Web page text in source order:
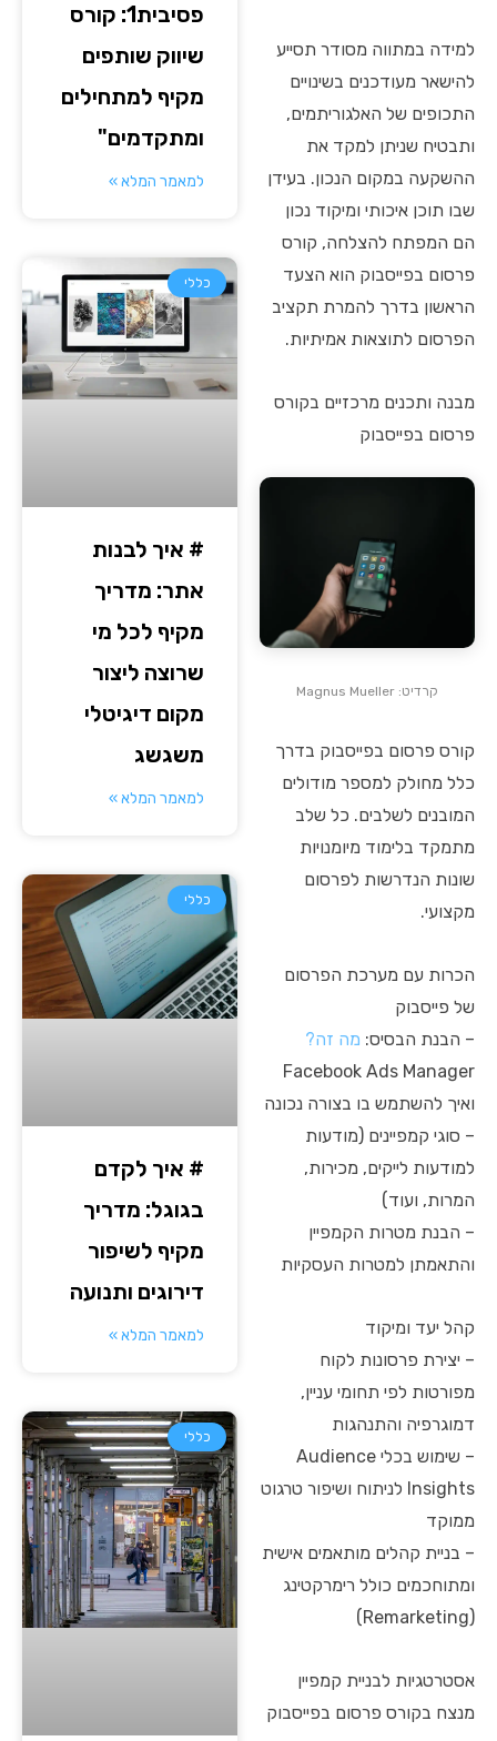
למידה במתווה מסודר תסייע
להישאר מעודכנים בשינויים
התכופים של האלגוריתמים,
ותבטיח שניתן למקד את
ההשקעה במקום הנכון. בעידן
שבו תוכן איכותי ומיקוד נכון
הם המפתח להצלחה, קורס
פרסום בפייסבוק הוא הצעד
הראשון בדרך להמרת תקציב
הפרסום לתוצאות אמיתיות.
מבנה ותכנים מרכזיים בקורס
פרסום בפייסבוק
קרדיט: Magnus Mueller
קורס פרסום בפייסבוק בדרך
כלל מחולק למספר מודולים
המובנים לשלבים. כל שלב
מתמקד בלימוד מיומנויות
שונות הנדרשות לפרסום
מקצועי.
הכרות עם מערכת הפרסום
של פייסבוק
– הבנת הבסיס: מה זה?
Facebook Ads Manager
ואיך להשתמש בו בצורה נכונה
– סוגי קמפיינים (מודעות
למודעות לייקים, מכירות,
המרות, ועוד)
– הבנת מטרות הקמפיין
והתאמתן למטרות העסקיות
קהל יעד ומיקוד
– יצירת פרסונות לקוח
מפורטות לפי תחומי עניין,
דמוגרפיה והתנהגות
– שימוש בכלי Audience
Insights לניתוח ושיפור טרגוט
ממוקד
– בניית קהלים מותאמים אישית
ומתוחכמים כולל רימרקטינג
(Remarketing)
אסטרטגיות לבניית קמפיין
מנצח בקורס פרסום בפייסבוק
פסיבית1: קורס
שיווק שותפים
מקיף למתחילים
ומתקדמים"
למאמר המלא »
כללי
# איך לבנות
אתר: מדריך
מקיף לכל מי
שרוצה ליצור
מקום דיגיטלי
משגשג
למאמר המלא »
כללי
# איך לקדם
בגוגל: מדריך
מקיף לשיפור
דירוגים ותנועה
למאמר המלא »
כללי